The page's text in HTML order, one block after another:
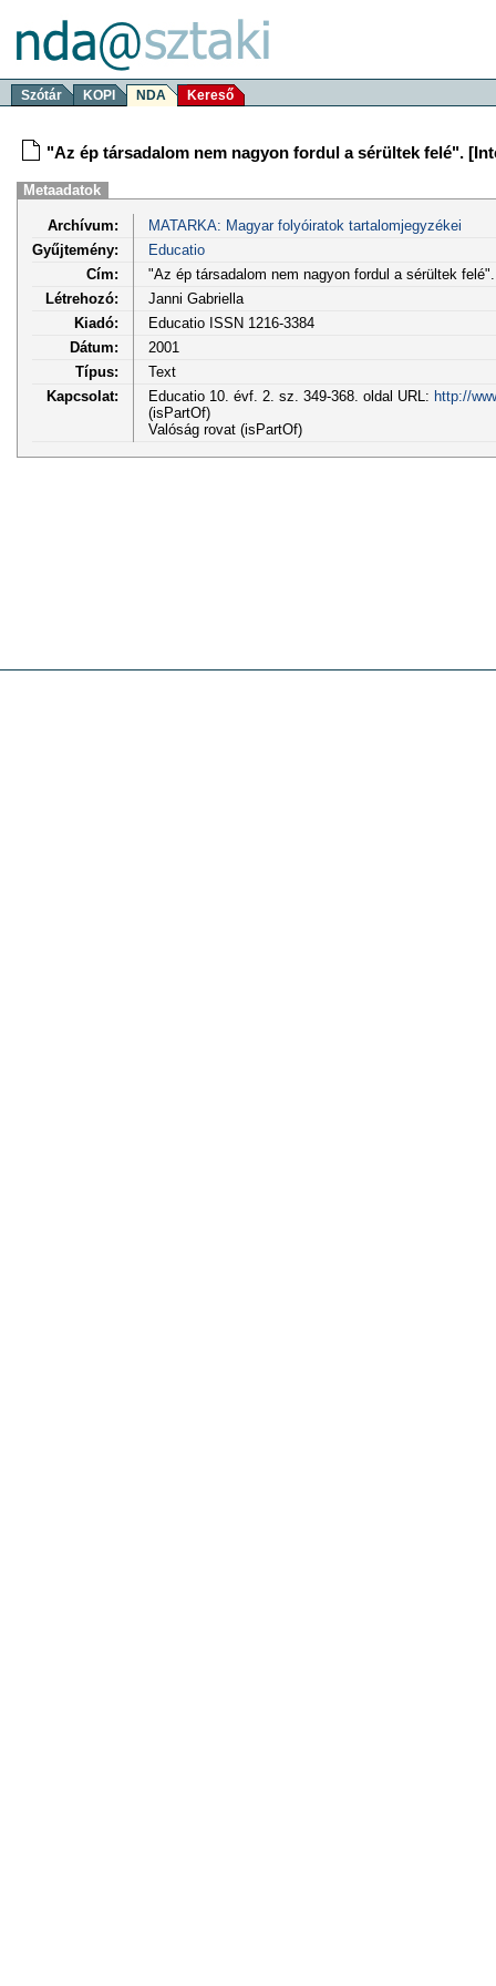
Szótár KOPI NDA Kereső
"Az ép társadalom nem nagyon fordul a sérültek felé".
Metaadatok
Archívum:
MATARKA: Magyar folyóiratok tartalomjegyzékei
Gyűjtemény:
Educatio
Cím:
"Az ép társadalom nem nagyon fordul a sérültek
Létrehozó:
Janni Gabriella
Kiadó:
Educatio ISSN 1216-3384
Dátum:
2001
Típus:
Text
Kapcsolat:
Educatio 10. évf. 2. sz. 349-368. oldal URL: http://
(isPartOf)
Valóság rovat (isPartOf)